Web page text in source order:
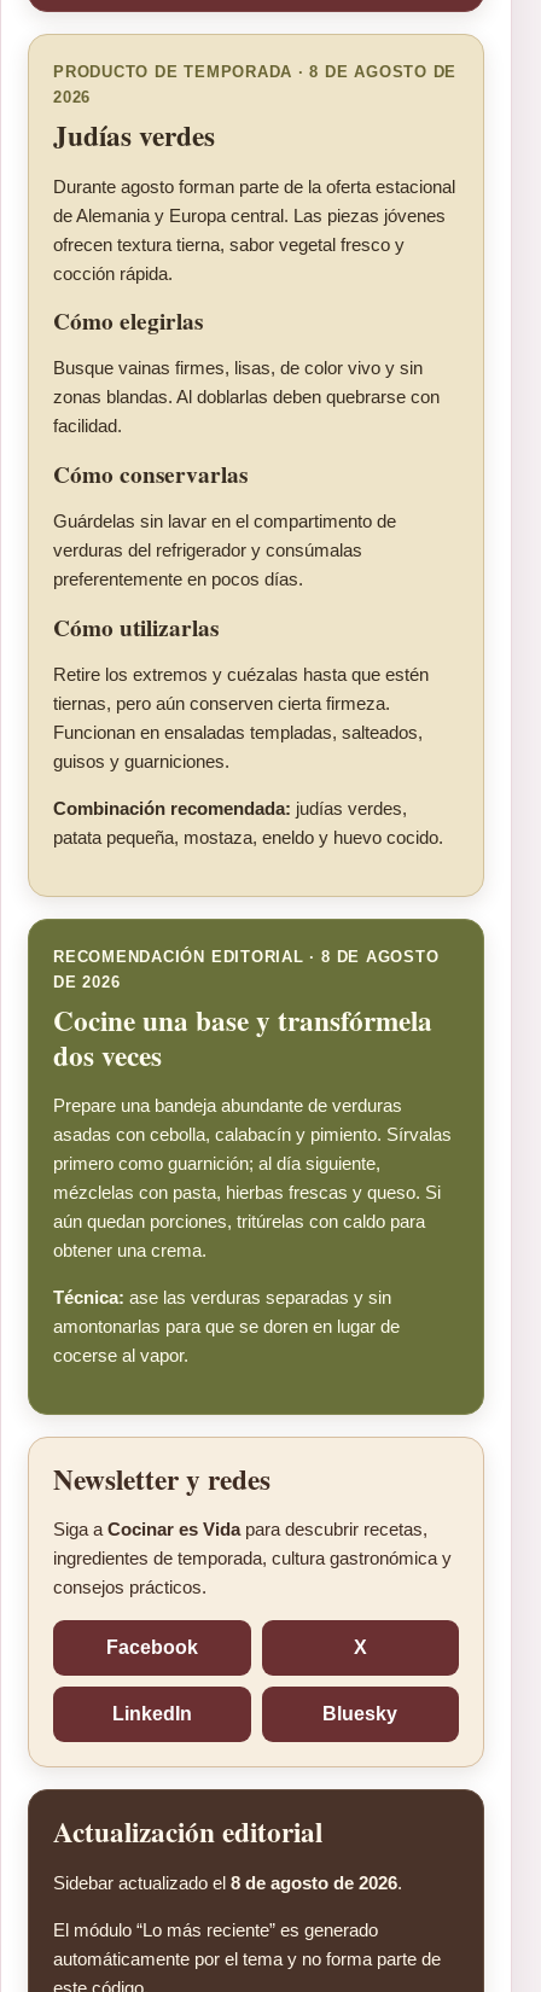
PRODUCTO DE TEMPORADA · 8 DE AGOSTO DE
2026
Judías verdes
Durante agosto forman parte de la oferta estacional
de Alemania y Europa central. Las piezas jóvenes
ofrecen textura tierna, sabor vegetal fresco y
cocción rápida.
Cómo elegirlas
Busque vainas firmes, lisas, de color vivo y sin
zonas blandas. Al doblarlas deben quebrarse con
facilidad.
Cómo conservarlas
Guárdelas sin lavar en el compartimento de
verduras del refrigerador y consúmalas
preferentemente en pocos días.
Cómo utilizarlas
Retire los extremos y cuézalas hasta que estén
tiernas, pero aún conserven cierta firmeza.
Funcionan en ensaladas templadas, salteados,
guisos y guarniciones.
Combinación recomendada: judías verdes,
patata pequeña, mostaza, eneldo y huevo cocido.
RECOMENDACIÓN EDITORIAL · 8 DE AGOSTO
DE 2026
Cocine una base y transfórmela
dos veces
Prepare una bandeja abundante de verduras
asadas con cebolla, calabacín y pimiento. Sírvalas
primero como guarnición; al día siguiente,
mézclelas con pasta, hierbas frescas y queso. Si
aún quedan porciones, tritúrelas con caldo para
obtener una crema.
Técnica: ase las verduras separadas y sin
amontonarlas para que se doren en lugar de
cocerse al vapor.
Newsletter y redes
Siga a Cocinar es Vidapara descubrir recetas,
ingredientes de temporada, cultura gastronómica y
consejos prácticos.
Facebook X
LinkedIn Bluesky
Actualización editorial
Sidebar actualizado el 8 de agosto de 2026.
El módulo “Lo más reciente” es generado
automáticamente por el tema y no forma parte de
este código.